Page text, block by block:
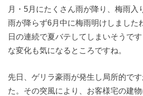
月・5月にたくさん雨が降り、梅雨入
雨が降らず6月中に梅雨明けしました
日の連続で夏バテしてしまいそうで
な変化も気になるところですね。
先日、ゲリラ豪雨が発生し局所的で
た。その突風により、お客様宅の建物